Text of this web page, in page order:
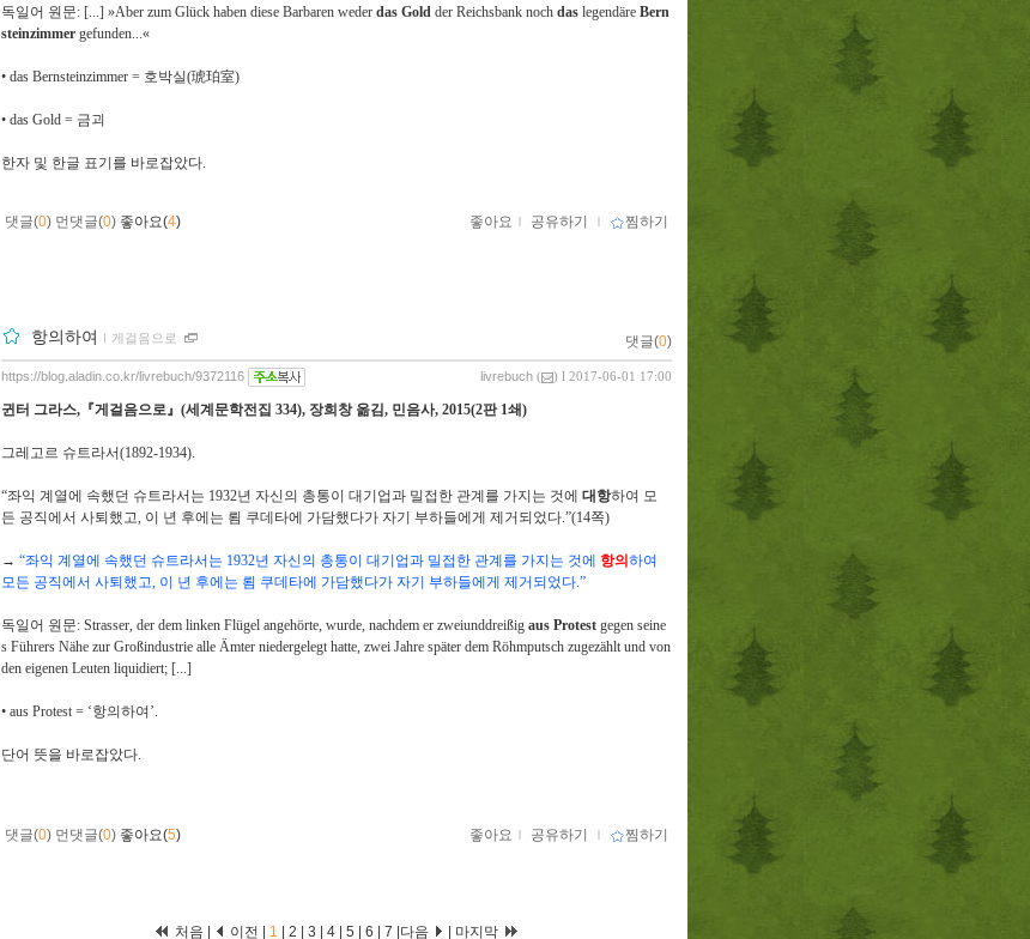
독일어 원문: [...] »Aber zum Glück haben diese Barbaren weder das Gold der Reichsbank noch das legendäre Bern
steinzimmer gefunden...«
• das Bernsteinzimmer = 호박실(琥珀室)
• das Gold = 금괴
한자 및 한글 표기를 바로잡았다.
댓글(0) 먼댓글(0) 좋아요(4) 좋아요 ｌ 공유하기 ｌ 찜하기
항의하여 ｌ 게걸음으로 댓글(0)
livrebuch ( ) l 2017-06-01 17:00
https://blog.aladin.co.kr/livrebuch/9372116
귄터 그라스, 『게걸음으로』 (세계문학전집 334), 장희창 옮김, 민음사, 2015(2판 1쇄)
그레고르 슈트라서(1892-1934).
“좌익 계열에 속했던 슈트라서는 1932년 자신의 총통이 대기업과 밀접한 관계를 가지는 것에 대항하여 모
든 공직에서 사퇴했고, 이 년 후에는 룀 쿠데타에 가담했다가 자기 부하들에게 제거되었다.”(14쪽)
→ “좌익 계열에 속했던 슈트라서는 1932년 자신의 총통이 대기업과 밀접한 관계를 가지는 것에 항의 하여
모든 공직에서 사퇴했고, 이 년 후에는 룀 쿠데타에 가담했다가 자기 부하들에게 제거되었다.”
독일어 원문: Strasser, der dem linken Flügel angehörte, wurde, nachdem er zweiunddreißig aus Protest gegen seine
s Führers Nähe zur Großindustrie alle Ämter niedergelegt hatte, zwei Jahre später dem Röhmputsch zugezählt und von
den eigenen Leuten liquidiert; [...]
• aus Protest = ‘항의하여 ’.
단어 뜻을 바로잡았다.
댓글(0) 먼댓글(0) 좋아요(5) 좋아요 ｌ 공유하기 ｌ 찜하기
처음 | 이전 | 1 2 3 4 5 6 7 다음 마지막